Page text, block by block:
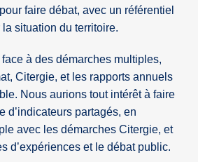
faire débat, avec un référentiel
situation du territoire.
à des démarches multiples,
Citergie, et les rapports annuels
Nous aurions tout intérêt à faire
d’indicateurs partagés, en
avec les démarches Citergie, et
d’expériences et le débat public.